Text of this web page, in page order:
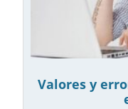
Valores y